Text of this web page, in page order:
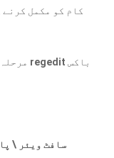
کام کو مکمل
مرحلہ 1. دبائیں regedit